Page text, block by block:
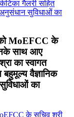
MoEFCC के
साथ आए
का स्वागत
बहुमूल्य वैज्ञानिक
का